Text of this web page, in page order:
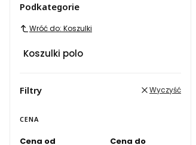
Podkategorie
Wróć do: Koszulki
Koszulki polo
Filtry Wyczyść
CENA
Cena od
Cena do